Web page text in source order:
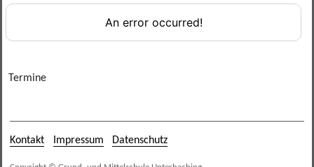
Termine
Kontakt Impressum Datenschutz